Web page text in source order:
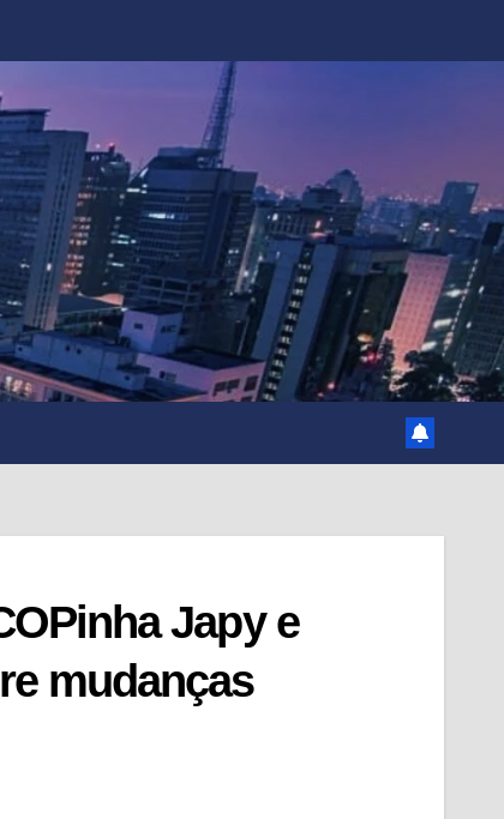
Japy e
mudanças